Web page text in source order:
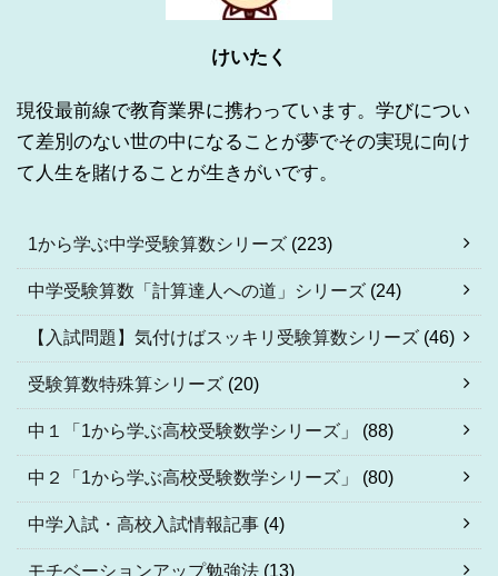
けいたく
現役最前線で教育業界に携わっています。学びについ
て差別のない世の中になることが夢でその実現に向け
て人生を賭けることが生きがいです。
1から学ぶ中学受験算数シリーズ (223)
中学受験算数「計算達人への道」シリーズ (24)
【入試問題】気付けばスッキリ受験算数シリーズ (46)
受験算数特殊算シリーズ (20)
中１「1から学ぶ高校受験数学シリーズ」 (88)
中２「1から学ぶ高校受験数学シリーズ」 (80)
中学入試・高校入試情報記事 (4)
モチベーションアップ勉強法 (13)